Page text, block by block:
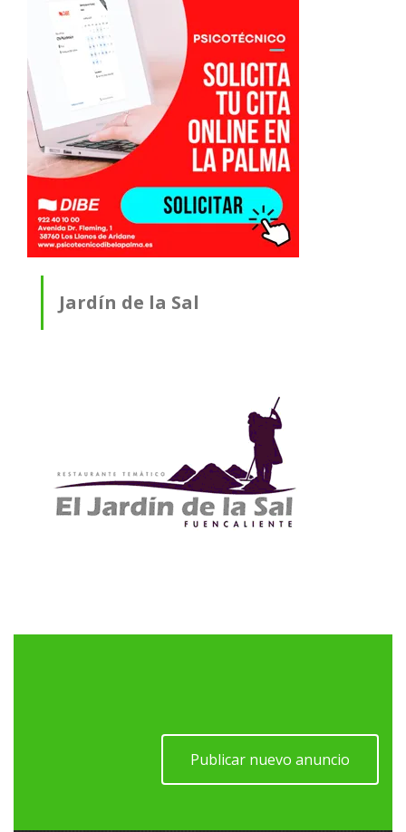
Jardín de la Sal
Publicar nuevo anuncio